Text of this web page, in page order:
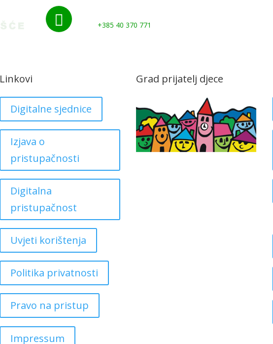
 +385 40 370 771
Linkovi
Digitalne sjednice
Izjava o
pristupačnosti
Digitalna
pristupačnost
Uvjeti korištenja
Politika privatnosti
Pravo na pristup
Impressum
Grad prijatelj djece